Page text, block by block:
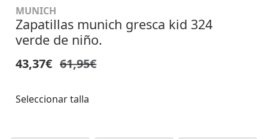
MUNICH
Zapatillas munich gresca kid 324
verde de niño.
43,37€ 61,95€
Seleccionar talla